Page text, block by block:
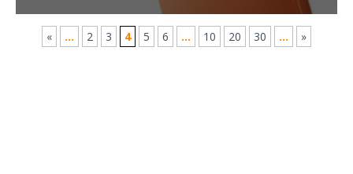
« ... 2 3 4 5 6 ... 10 20 30 ... »